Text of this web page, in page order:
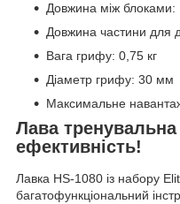
Довжина між блоками:
Довжина частини для
Вага грифу: 0,75 кг
Діаметр грифу: 30 мм
Максимальне
Лава
ефективність!
Лавка HS-1080 із набору
багатофункціональний